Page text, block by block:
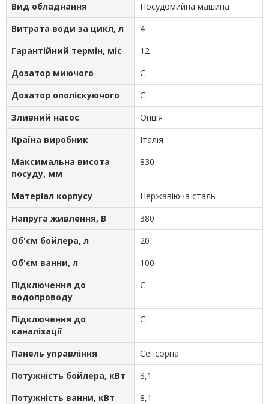
Вид обладнання
Посудомийна машина
Витрата води за цикл, л
4
Гарантійний термін, міс
12
Дозатор миючого
Є
Дозатор ополіскуючого
Є
Зливний насос
Опція
Країна виробник
Італія
Максимальна висота
посуду, мм
830
Матеріал корпусу
Нержавіюча сталь
Напруга живлення, В
380
Об'єм бойлера, л
20
Об'єм ванни, л
100
Підключення до
водопроводу
Є
Підключення до
каналізації
Є
Панель управління
Сенсорна
Потужність бойлера, кВт
8,1
Потужність ванни, кВт
8,1